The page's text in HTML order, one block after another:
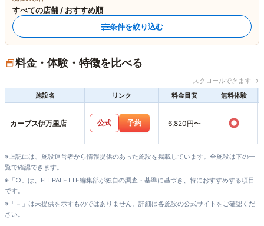
すべての店舗 / おすすめ順
条件を絞り込む
料金・体験・特徴を比べる
スクロールできます →
施設名
リンク 料金目安 無料体験
カーブス伊万里店 公式 予約 6,820円〜 ○
※上記には、施設運営者から情報提供のあった施設を掲載しています。全施設は下の一
覧で確認できます。
※「○」は、FIT PALETTE編集部が独自の調査・基準に基づき、特におすすめする項目
です。
※「－」は未提供を示すものではありません。詳細は各施設の公式サイトをご確認くだ
さい。